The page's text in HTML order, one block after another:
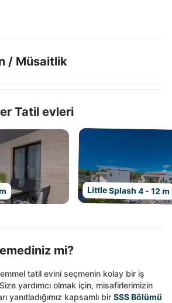
/ Müsaitlik
Tatil evleri
Little Splash 4 - 12 m
mi?
tatil evini seçmenin kolay bir iş
Size yardımcı olmak için, misafirlerimizin
yanıtladığımız kapsamlı bir SSS Bölümü